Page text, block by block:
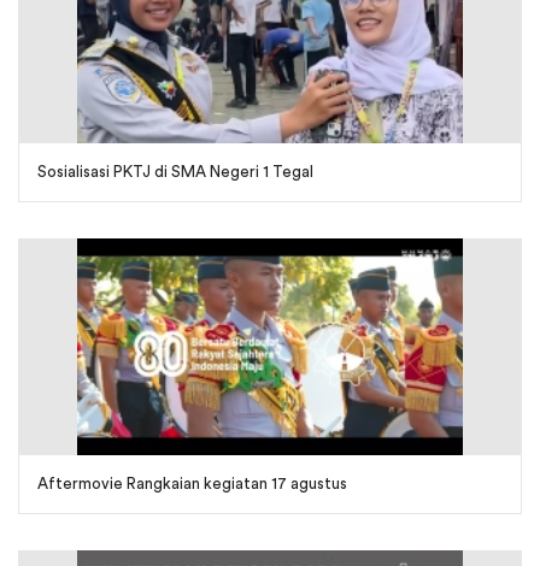
Sosialisasi PKTJ di SMA Negeri 1 Tegal
Aftermovie Rangkaian kegiatan 17 agustus